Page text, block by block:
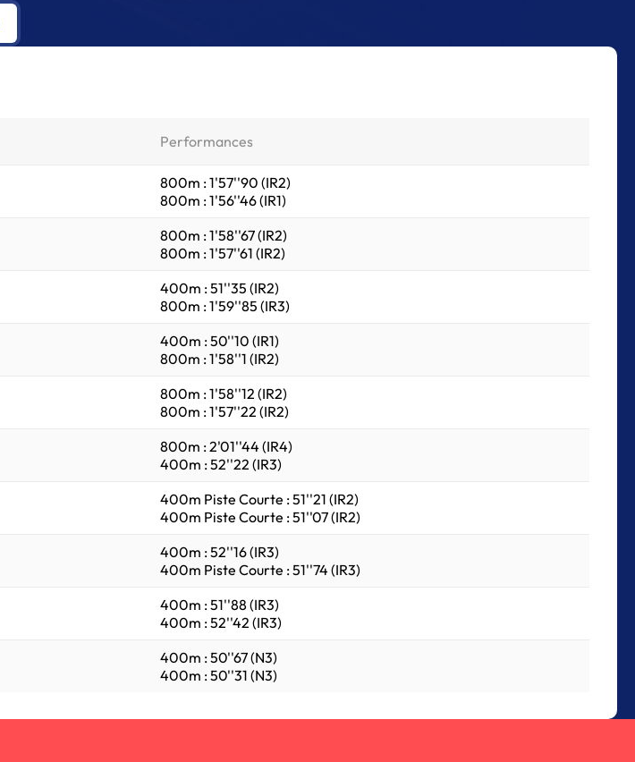
Performances
800m : 1'57''90 (IR2)
800m : 1'56''46 (IR1)
800m : 1'58''67 (IR2)
800m : 1'57''61 (IR2)
400m : 51''35 (IR2)
800m : 1'59''85 (IR3)
400m : 50''10 (IR1)
800m : 1'58''1 (IR2)
800m : 1'58''12 (IR2)
800m : 1'57''22 (IR2)
800m : 2'01''44 (IR4)
400m : 52''22 (IR3)
400m Piste Courte : 51''21 (IR2)
400m Piste Courte : 51''07 (IR2)
400m : 52''16 (IR3)
400m Piste Courte : 51''74 (IR3)
400m : 51''88 (IR3)
400m : 52''42 (IR3)
400m : 50''67 (N3)
400m : 50''31 (N3)